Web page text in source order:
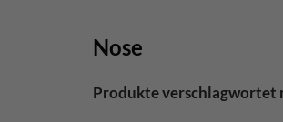
Nose
Produkte verschlagwortet